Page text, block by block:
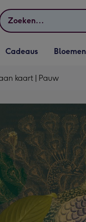
Zoeken
Vervolgkeuzelijst
Cadeaus openen
Cadeaus
Bloemen
Bloemen
kaart | Pauw